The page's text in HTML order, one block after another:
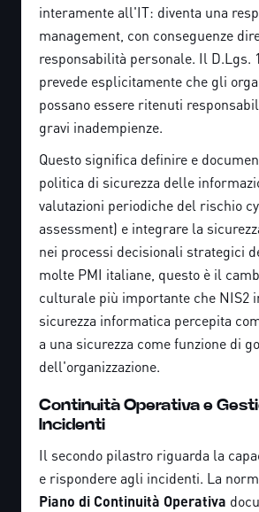
interamente all'IT: diventa una
management, con conseguenze
responsabilità personale. Il D.Lgs.
prevede esplicitamente che gli
possano essere ritenuti
gravi inadempienze.
Questo significa definire e
politica di sicurezza delle
valutazioni periodiche del rischio
assessment) e integrare la
nei processi decisionali strategici
molte PMI italiane, questo è il
culturale più importante che NIS2
sicurezza informatica percepita
a una sicurezza come funzione di
dell'organizzazione.
Continuità Operativa e
Incidenti
Il secondo pilastro riguarda la
e rispondere agli incidenti. La
Piano di Continuità Operativa